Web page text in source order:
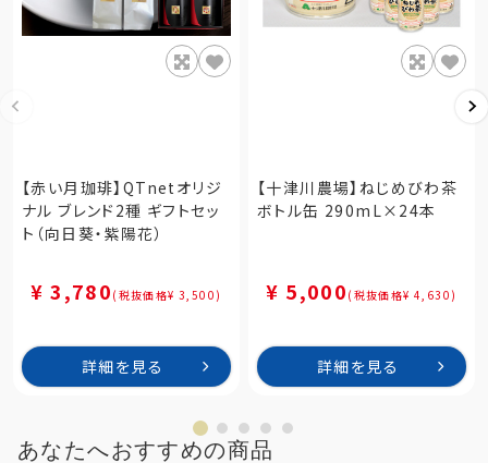
【赤い月珈琲】QTnetオリジ
ナル ブレンド2種 ギフトセッ
ト（向日葵・紫陽花）
¥ 3,780 (税抜価格¥ 3,500)
詳細を見る
【十津川農場】ねじめびわ茶
ボトル缶 290mL×24本
¥ 5,000 (税抜価格¥ 4,630)
詳細を見る
あなたへおすすめの商品